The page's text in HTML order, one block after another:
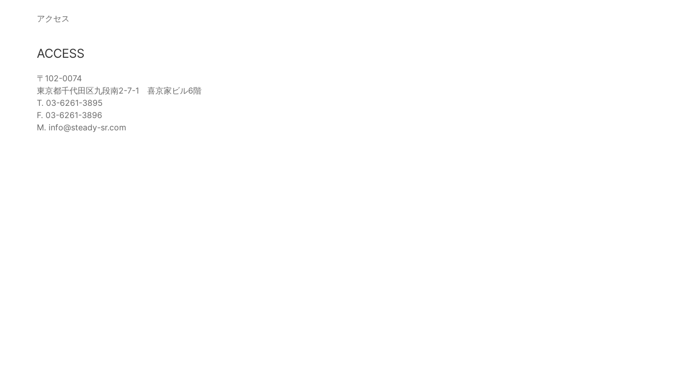
アクセス
ACCESS
〒102-0074
東京都千代田区九段南2-7-1 喜京家ビル6階
T. 03-6261-3895
F. 03-6261-3896
M. info@steady-sr.com